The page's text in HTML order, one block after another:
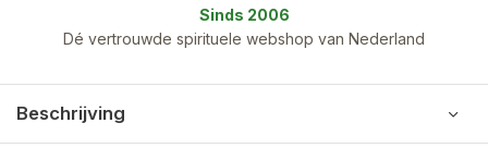
Sinds 2006
Dé vertrouwde spirituele webshop van Nederland
Beschrijving